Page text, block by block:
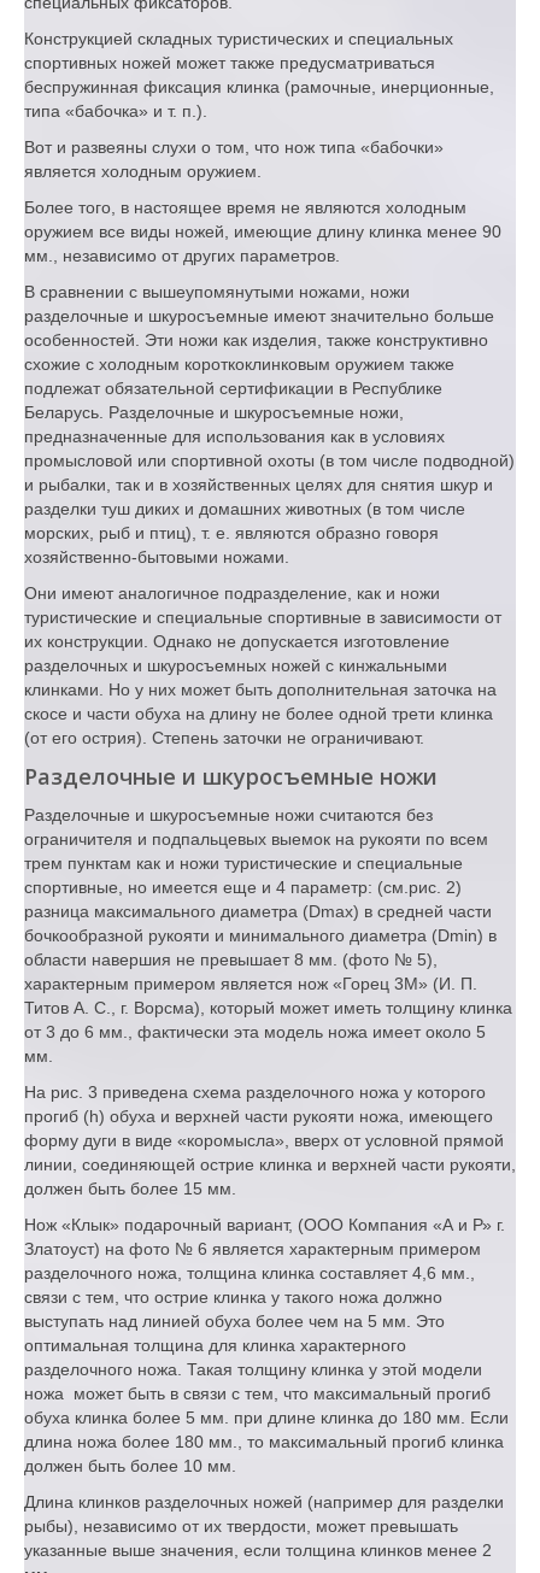
Конструкцией складных туристических и специальных
спортивных ножей может также предусматриваться
беспружинная фиксация клинка (рамочные, инерционные,
типа «бабочка» и т. п.).
Вот и развеяны слухи о том, что нож типа «бабочки»
является холодным оружием.
Более того, в настоящее время не являются холодным
оружием все виды ножей, имеющие длину клинка менее 90
мм., независимо от других параметров.
В сравнении с вышеупомянутыми ножами, ножи
разделочные и шкуросъемные имеют значительно больше
особенностей. Эти ножи как изделия, также конструктивно
схожие с холодным короткоклинковым оружием также
подлежат обязательной сертификации в Республике
Беларусь. Разделочные и шкуросъемные ножи,
предназначенные для использования как в условиях
промысловой или спортивной охоты (в том числе подводной)
и рыбалки, так и в хозяйственных целях для снятия шкур и
разделки туш диких и домашних животных (в том числе
морских, рыб и птиц), т. е. являются образно говоря
хозяйственно-бытовыми ножами.
Они имеют аналогичное подразделение, как и ножи
туристические и специальные спортивные в зависимости от
их конструкции. Однако не допускается изготовление
разделочных и шкуросъемных ножей с кинжальными
клинками. Но у них может быть дополнительная заточка на
скосе и части обуха на длину не более одной трети клинка
(от его острия). Степень заточки не ограничивают.
Разделочные и шкуросъемные ножи
Разделочные и шкуросъемные ножи считаются без
ограничителя и подпальцевых выемок на рукояти по всем
трем пунктам как и ножи туристические и специальные
спортивные, но имеется еще и 4 параметр: (см.рис. 2)
разница максимального диаметра (Dmax) в средней части
бочкообразной рукояти и минимального диаметра (Dmin) в
области навершия не превышает 8 мм. (фото № 5),
характерным примером является нож «Горец 3М» (И. П.
Титов А. С., г. Ворсма), который может иметь толщину клинка
от 3 до 6 мм., фактически эта модель ножа имеет около 5
мм.
На рис. 3 приведена схема разделочного ножа у которого
прогиб (h) обуха и верхней части рукояти ножа, имеющего
форму дуги в виде «коромысла», вверх от условной прямой
линии, соединяющей острие клинка и верхней части рукояти,
должен быть более 15 мм.
Нож «Клык» подарочный вариант, (ООО Компания «А и Р» г.
Златоуст) на фото № 6 является характерным примером
разделочного ножа, толщина клинка составляет 4,6 мм.,
связи с тем, что острие клинка у такого ножа должно
выступать над линией обуха более чем на 5 мм. Это
оптимальная толщина для клинка характерного
разделочного ножа. Такая толщину клинка у этой модели
ножа может быть в связи с тем, что максимальный прогиб
обуха клинка более 5 мм. при длине клинка до 180 мм. Если
длина ножа более 180 мм., то максимальный прогиб клинка
должен быть более 10 мм.
Длина клинков разделочных ножей (например для разделки
рыбы), независимо от их твердости, может превышать
указанные выше значения, если толщина клинков менее 2